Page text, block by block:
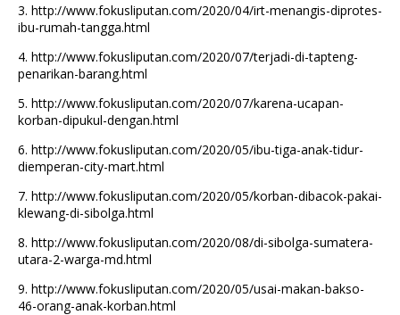
3. http://www.fokusliputan.com/2020/04/irt-menangis-diprotes-
ibu-rumah-tangga.html
4. http://www.fokusliputan.com/2020/07/terjadi-di-tapteng-
penarikan-barang.html
5. http://www.fokusliputan.com/2020/07/karena-ucapan-
korban-dipukul-dengan.html
6. http://www.fokusliputan.com/2020/05/ibu-tiga-anak-tidur-
diemperan-city-mart.html
7. http://www.fokusliputan.com/2020/05/korban-dibacok-pakai-
klewang-di-sibolga.html
8. http://www.fokusliputan.com/2020/08/di-sibolga-sumatera-
utara-2-warga-md.html
9. http://www.fokusliputan.com/2020/05/usai-makan-bakso-
46-orang-anak-korban.html